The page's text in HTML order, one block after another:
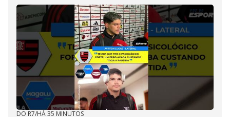
DO R7/HÁ 35 MINUTOS